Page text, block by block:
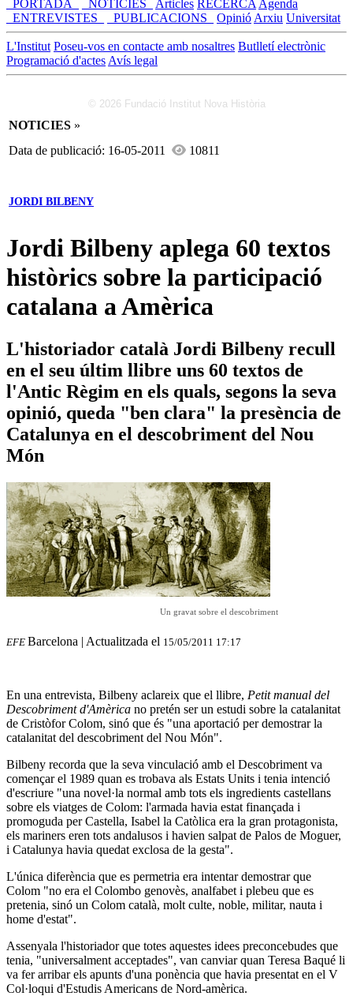
_PORTADA_ _NOTICIES_ Articles RECERCA Agenda
_ENTREVISTES_
_PUBLICACIONS_ Opinió Arxiu Universitat
L'Institut Poseu-vos en contacte amb nosaltres Butlletí electrònic
Programació d'actes Avís legal
© 2026 Fundació Institut Nova Història
NOTICIES »
Data de publicació: 16-05-2011
10811
JORDI BILBENY
Jordi Bilbeny aplega 60 textos
històrics sobre la participació
catalana a Amèrica
L'historiador català Jordi Bilbeny recull
en el seu últim llibre uns 60 textos de
l'Antic Règim en els quals, segons la seva
opinió, queda "ben clara" la presència de
Catalunya en el descobriment del Nou
Món
Un gravat sobre el descobriment
EFE Barcelona | Actualitzada el 15/05/2011 17:17
En una entrevista, Bilbeny aclareix que el llibre, Petit manual del
Descobriment d'Amèrica no pretén ser un estudi sobre la catalanitat
de Cristòfor Colom, sinó que és "una aportació per demostrar la
catalanitat del descobriment del Nou Món".
Bilbeny recorda que la seva vinculació amb el Descobriment va
començar el 1989 quan es trobava als Estats Units i tenia intenció
d'escriure "una novel·la normal amb tots els ingredients castellans
sobre els viatges de Colom: l'armada havia estat finançada i
promoguda per Castella, Isabel la Catòlica era la gran protagonista,
els mariners eren tots andalusos i havien salpat de Palos de Moguer,
i Catalunya havia quedat exclosa de la gesta".
L'única diferència que es permetria era intentar demostrar que
Colom "no era el Colombo genovès, analfabet i plebeu que es
pretenia, sinó un Colom català, molt culte, noble, militar, nauta i
home d'estat".
Assenyala l'historiador que totes aquestes idees preconcebudes que
tenia, "universalment acceptades", van canviar quan Teresa Baqué li
va fer arribar els apunts d'una ponència que havia presentat en el V
Col·loqui d'Estudis Americans de Nord-amèrica.